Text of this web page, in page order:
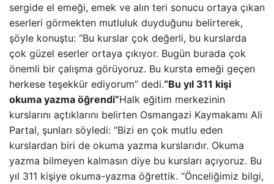
sergide el emeği, emek ve alın teri sonucu ortaya çıkan
eserleri görmekten mutluluk duyduğunu belirterek,
şöyle konuştu: “Bu kurslar çok değerli, bu kurslarda
çok güzel eserler ortaya çıkıyor. Bugün burada çok
önemli bir çalışma görüyoruz. Bu kursta emeği geçen
herkese teşekkür ediyorum” dedi.“Bu yıl 311 kişi
okuma yazma öğrendi”Halk eğitim merkezinin
kurslarını açtıklarını belirten Osmangazi Kaymakamı Ali
Partal, şunları söyledi: “Bizi en çok mutlu eden
kurslardan biri de okuma yazma kurslarıdır. Okuma
yazma bilmeyen kalmasın diye bu kursları açıyoruz. Bu
yıl 311 kişiye okuma-yazma öğrettik. “Önceliğimiz bilgi,